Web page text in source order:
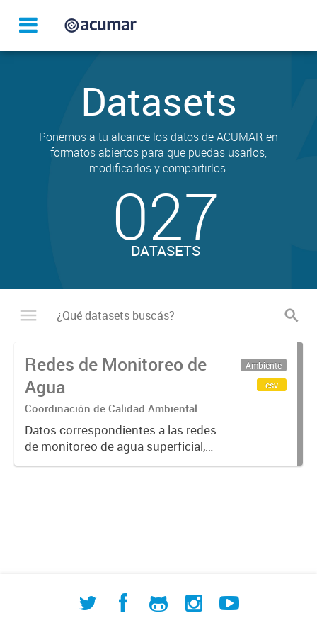
Datasets
Ponemos a tu alcance los datos de ACUMAR en
formatos abiertos para que puedas usarlos,
modificarlos y compartirlos.
027
DATASETS
Redes de Monitoreo de
Agua
Coordinación de Calidad Ambiental
Datos correspondientes a las redes
de monitoreo de agua superficial,
subterránea y humedales (cuerpos
Ambiente
csv